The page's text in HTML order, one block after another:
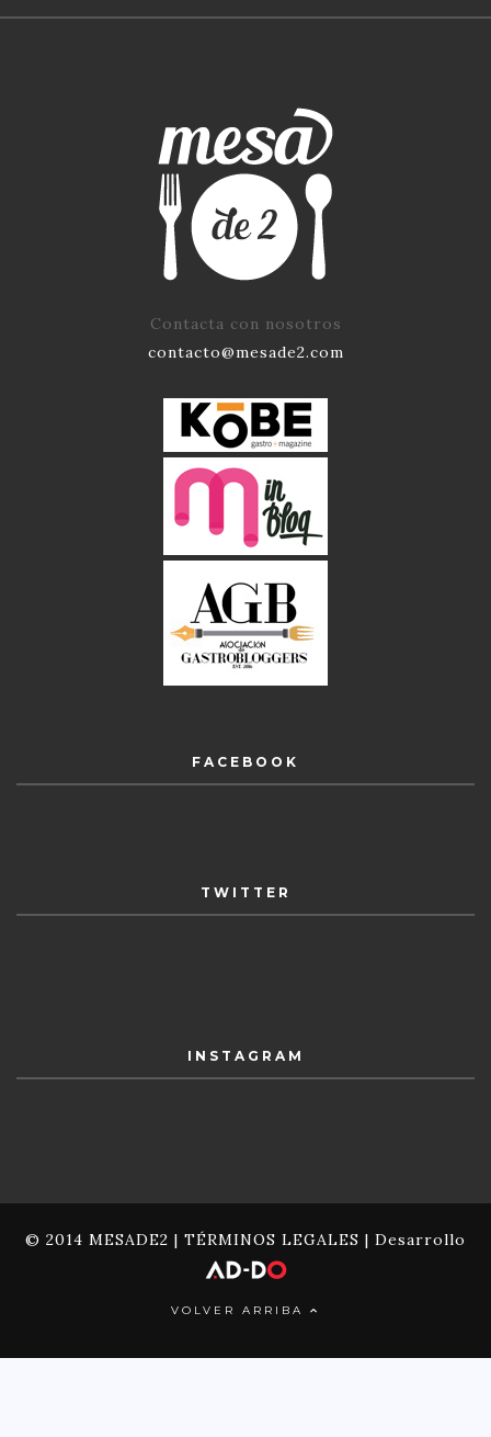
Contacta con nosotros
contacto@mesade2.com
FACEBOOK
TWITTER
INSTAGRAM
© 2014 MESADE2 | TÉRMINOS LEGALES | Desarrollo
VOLVER ARRIBA